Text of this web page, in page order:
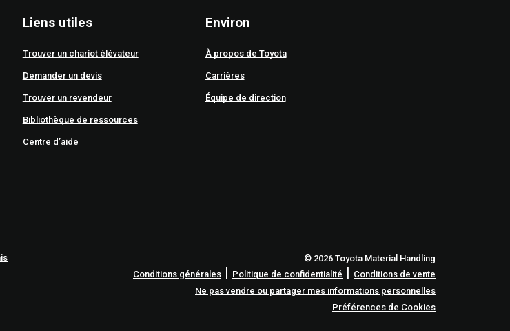
Liens utiles
Trouver un chariot élévateur
Demander un devis
Trouver un revendeur
Bibliothèque de ressources
Centre d’aide
Environ
À propos de Toyota
Carrières
Équipe de direction
© 2026 Toyota Material Handling
Conditions générales | Politique de confidentialité | Conditions de vente
Ne pas vendre ou partager mes informations personnelles
Préférences de Cookies